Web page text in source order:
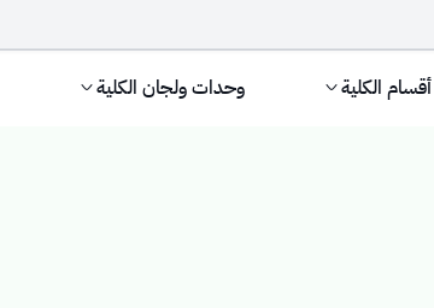
أقسام الكلية وحدات ولجان الكلية